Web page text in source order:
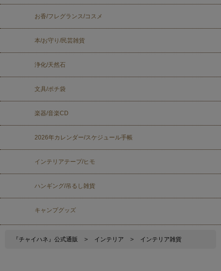
お香/フレグランス/コスメ
本/お守り/民芸雑貨
浄化/天然石
文具/ポチ袋
楽器/音楽CD
2026年カレンダー/スケジュール手帳
インテリアテープ/ヒモ
ハンギング/吊るし雑貨
キャンプグッズ
『チャイハネ』公式通販 > インテリア > インテリア雑貨